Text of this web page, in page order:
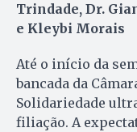
Trindade, Dr.
e Kleybi Morais
Até o início da
bancada da
Solidariedade
filiação. A